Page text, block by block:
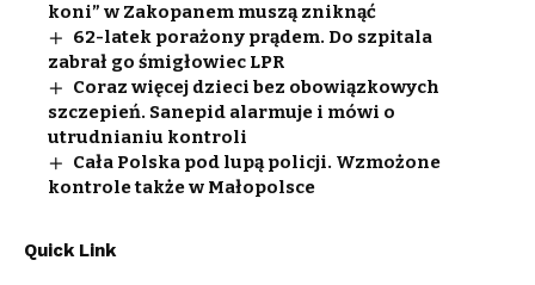
koni” w Zakopanem muszą zniknąć
62-latek porażony prądem. Do szpitala
zabrał go śmigłowiec LPR
Coraz więcej dzieci bez obowiązkowych
szczepień. Sanepid alarmuje i mówi o
utrudnianiu kontroli
Cała Polska pod lupą policji. Wzmożone
kontrole także w Małopolsce
Quick Link